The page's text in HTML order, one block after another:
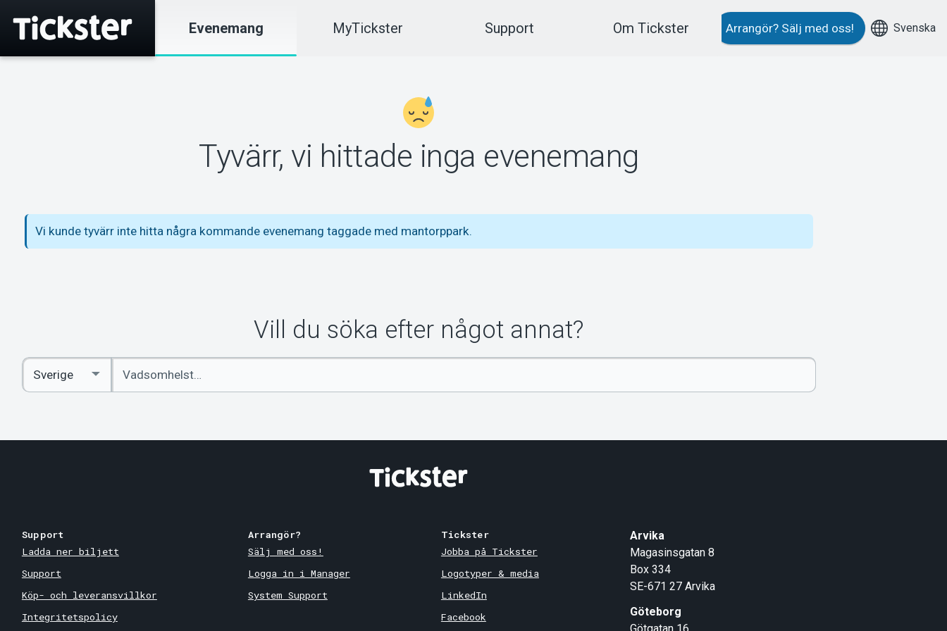
Evenemang MyTickster Support Om Tickster Arrangör? Sälj med oss! Svenska
Tyvärr, vi hittade inga evenemang
Vi kunde tyvärr inte hitta några kommande evenemang taggade med mantorppark.
Vill du söka efter något annat?
Ange
sökord
Select
Country
Support
Ladda ner biljett
Support
Köp- och leveransvillkor
Integritetspolicy
Arrangör?
Sälj med oss!
Logga in i Manager
System Support
Tickster
Jobba på Tickster
Logotyper & media
LinkedIn
Facebook
Arvika
Magasinsgatan 8
Box 334
SE-671 27 Arvika
Göteborg